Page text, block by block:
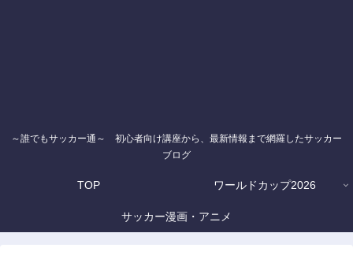
～誰でもサッカー通～ 初心者向け講座から、最新情報まで網羅したサッカー
ブログ
TOP ワールドカップ2026
サッカー漫画・アニメ